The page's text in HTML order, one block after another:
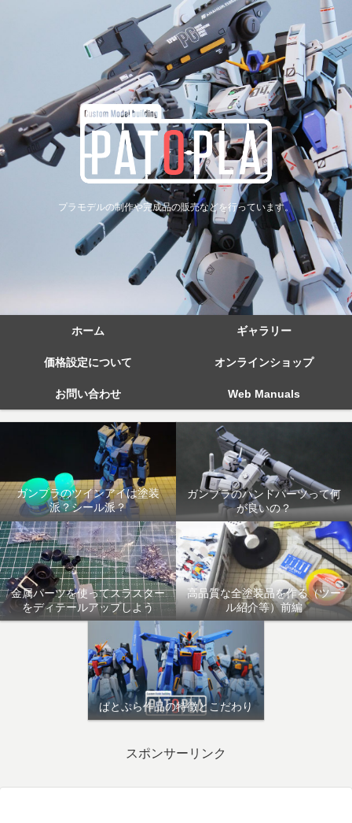
プラモデルの制作や完成品の販売などを行っています。
ホーム ギャラリー
価格設定について オンラインショップ
お問い合わせ Web Manuals
ガンプラのツインアイは塗装
派？シール派？
ガンプラのハンドパーツって何
が良いの？
金属パーツを使ってスラスター
をディテールアップしよう
高品質な全塗装品を作る（ツー
ル紹介等）前編
ぱとぷら作品の特徴とこだわり
スポンサーリンク